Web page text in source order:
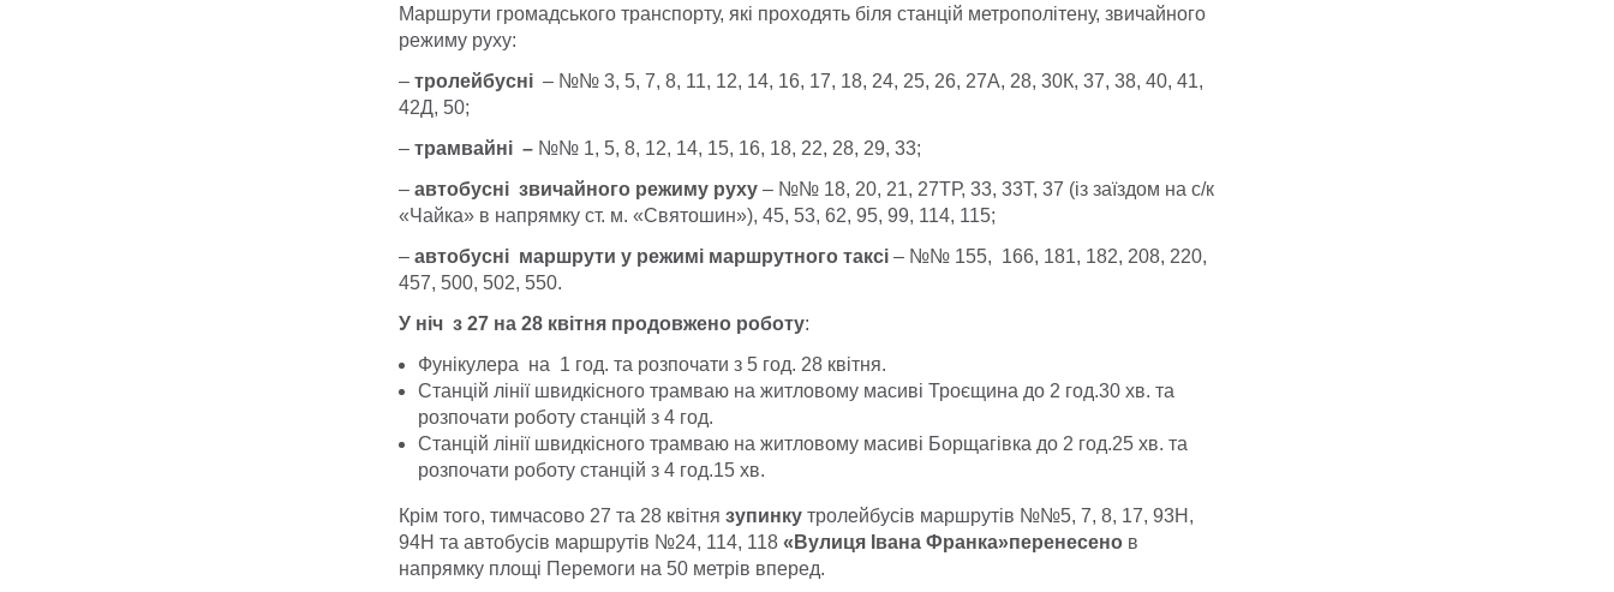
Маршрути громадського транспорту, які проходять біля станцій метрополітену, звичайного
режиму руху:
– тролейбусні – №№ 3, 5, 7, 8, 11, 12, 14, 16, 17, 18, 24, 25, 26, 27А, 28, 30К, 37, 38, 40, 41,
42Д, 50;
– трамвайні – №№ 1, 5, 8, 12, 14, 15, 16, 18, 22, 28, 29, 33;
– автобусні звичайного режиму руху – №№ 18, 20, 21, 27ТР, 33, 33Т, 37 (із заїздом на с/к
«Чайка» в напрямку ст. м. «Святошин»), 45, 53, 62, 95, 99, 114, 115;
– автобусні маршрути у режимі маршрутного таксі – №№ 155, 166, 181, 182, 208, 220,
457, 500, 502, 550.
У ніч з 27 на 28 квітня продовжено роботу:
Фунікулера на 1 год. та розпочати з 5 год. 28 квітня.
Станцій лінії швидкісного трамваю на житловому масиві Троєщина до 2 год.30 хв. та
розпочати роботу станцій з 4 год.
Станцій лінії швидкісного трамваю на житловому масиві Борщагівка до 2 год.25 хв. та
розпочати роботу станцій з 4 год.15 хв.
Крім того, тимчасово 27 та 28 квітня зупинку тролейбусів маршрутів №№5, 7, 8, 17, 93Н,
94Н та автобусів маршрутів №24, 114, 118 «Вулиця Івана Франка»перенесено в
напрямку площі Перемоги на 50 метрів вперед.